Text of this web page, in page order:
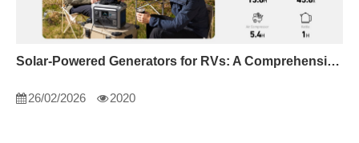
Solar-Powered Generators for RVs: A Comprehensive Guide
26/02/2026 2020